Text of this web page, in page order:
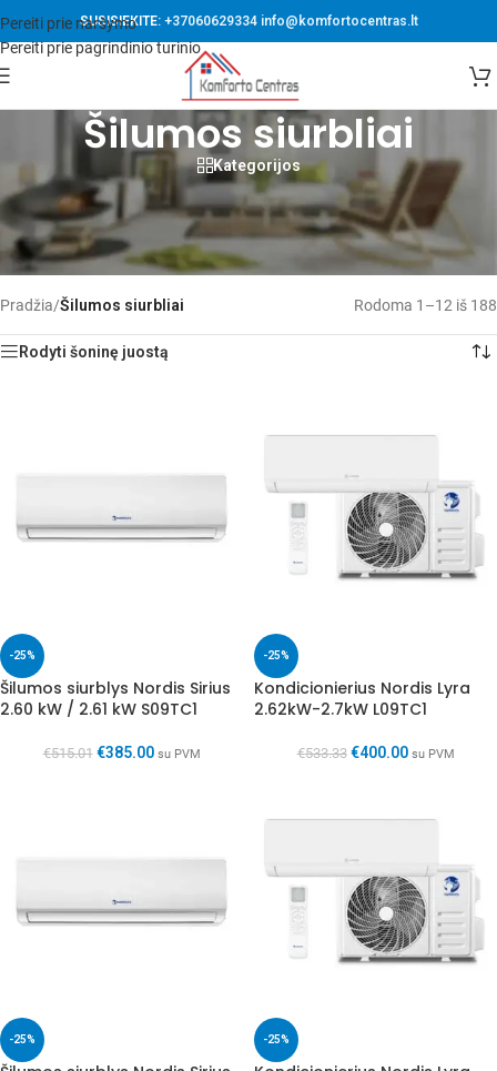
Pereiti prie naršymo
Pereiti prie pagrindinio turinio
SUSISIEKITE: +37060629334 info@komfortocentras.lt
Šilumos siurbliai
Kategorijos
Šilumos siurbliai iš profesionalų rankų. Prekiaujame patikimais,
moderniais, kokybiškais oras-oras ir oras-vanduo šilumos siurbliais
patraukliomis kainomis. Teikiame asmenines konsultacijas ir
profesionalias šilumos siurblių montavimo paslaugas.
Pradžia/Šilumos siurbliai Rodoma 1–12 iš 188
Rodyti šoninę juostą
-25%
Šilumos siurblys Nordis Sirius
2.60 kW / 2.61 kW S09TC1
€515.01 €385.00 su PVM
-25%
Kondicionierius Nordis Lyra
2.62kW-2.7kW L09TC1
€533.33 €400.00 su PVM
-25% -25%